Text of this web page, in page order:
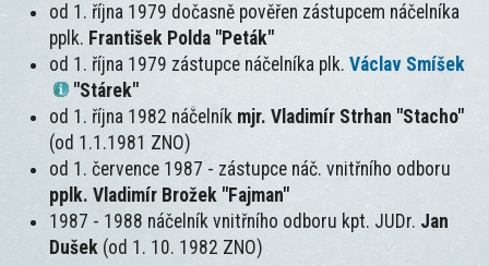
od 1. října 1979​ dočasně pověřen zástupcem náčelníka
pplk. František Polda "Peták"
od 1. října 1979​ zástupce náčelníka plk.Václav Smíšek
"Stárek"
od 1. října 1982 náčelník mjr. Vladimír Strhan "Stacho"
(od 1.1.1981 ZNO)
od 1. července 1987 - zástupce náč. vnitřního odboru
pplk. Vladimír Brožek "Fajman"
1987 - 1988 náčelník vnitřního odboru kpt. JUDr. Jan
Dušek (od 1. 10. 1982 ZNO)